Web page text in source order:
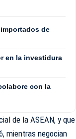
de
en la investidura
con la
de la ASEAN, y que
mientras negocian